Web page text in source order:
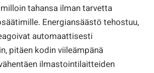
tahansa ilman tarvetta
Energiansäästö tehostuu,
automaattisesti
pitäen kodin viileämpänä
ilmastointilaitteiden